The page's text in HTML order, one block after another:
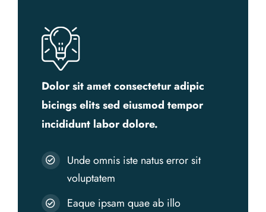
Dolor sit amet consectetur adipic
bicings elits sed eiusmod tempor
incididunt labor dolore.
Unde omnis iste natus error sit
voluptatem
Eaque ipsam quae ab illo